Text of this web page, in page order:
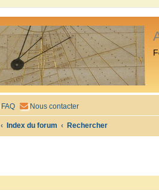
FAQ Nous contacter
Index du forum Rechercher